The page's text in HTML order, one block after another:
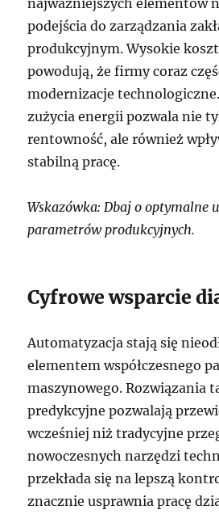
podejścia do zarządzania
produkcyjnym. Wysokie
powodują, że firmy coraz
modernizacje
zużycia energii pozwala nie
rentowność, ale również
stabilną pracę.
Wskazówka: Dbaj o optymalne
parametrów produkcyjnych.
Cyfrowe wsparcie
Automatyzacja stają się
elementem współczesnego
maszynowego. Rozwiązania
predykcyjne pozwalają
wcześniej niż tradycyjne
nowoczesnych narzędzi
przekłada się na lepszą
znacznie usprawnia pracę